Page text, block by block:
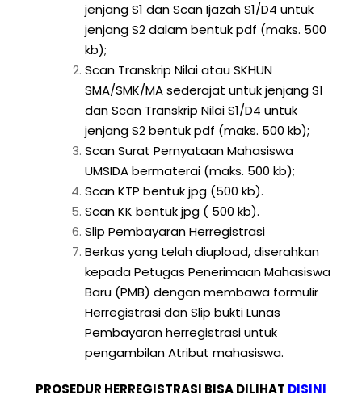
jenjang S1 dan Scan Ijazah S1/D4 untuk
jenjang S2 dalam bentuk pdf (maks. 500
kb);
Scan Transkrip Nilai atau SKHUN
SMA/SMK/MA sederajat untuk jenjang S1
dan Scan Transkrip Nilai S1/D4 untuk
jenjang S2 bentuk pdf (maks. 500 kb);
Scan Surat Pernyataan Mahasiswa
UMSIDA bermaterai (maks. 500 kb);
Scan KTP bentuk jpg (500 kb).
Scan KK bentuk jpg ( 500 kb).
Slip Pembayaran Herregistrasi
Berkas yang telah diupload, diserahkan
kepada Petugas Penerimaan Mahasiswa
Baru (PMB) dengan membawa formulir
Herregistrasi dan Slip bukti Lunas
Pembayaran herregistrasi untuk
pengambilan Atribut mahasiswa.
PROSEDUR HERREGISTRASI BISA DILIHAT DISINI